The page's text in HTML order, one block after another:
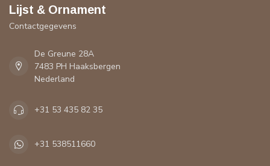
Lijst & Ornament
Contactgegevens
De Greune 28A
7483 PH Haaksbergen
Nederland
+31 53 435 82 35
+31 538511660